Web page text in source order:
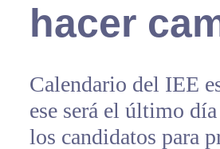
hacer
Calendario del IEE
ese será el último
los candidatos para